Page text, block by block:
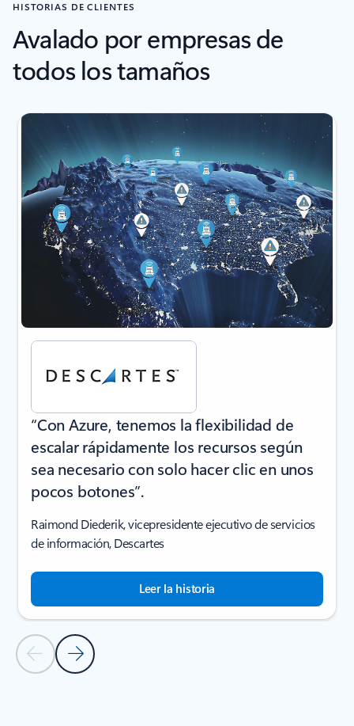
HISTORIAS DE CLIENTES
Avalado por empresas de
todos los tamaños
Mostrando diapositiva 1 de 3
Diapositiva anterior
Diapositiva siguiente
“Con Azure, tenemos la flexibilidad de
escalar rápidamente los recursos según
sea necesario con solo hacer clic en unos
pocos botones”.
Raimond Diederik, vicepresidente ejecutivo de servicios
de información, Descartes
Leer la historia